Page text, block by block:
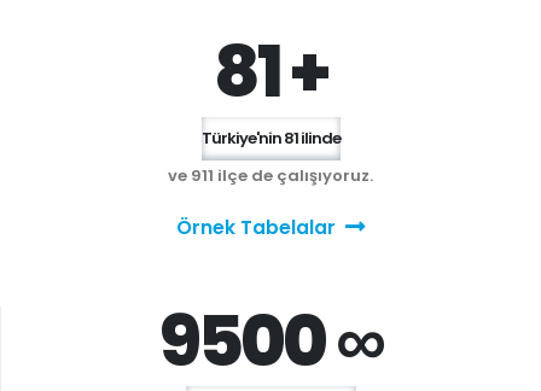
81 +
Türkiye'nin 81 ilinde
ve 911 ilçe de çalışıyoruz.
Örnek Tabelalar
9500 ∞